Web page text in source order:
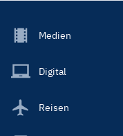
Footer
Main
Medien
Digital
Reisen